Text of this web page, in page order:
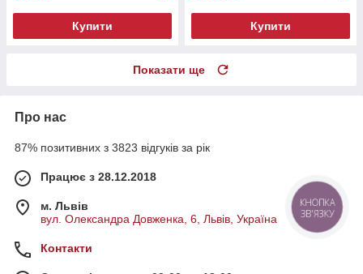
Купити Купити
Показати ще
Про нас
87% позитивних з 3823 відгуків за рік
Працює з 28.12.2018
м. Львів
вул. Олександра Довженка, 6, Львів, Україна
Контакти
КНОПКА
ЗВ'ЯЗКУ